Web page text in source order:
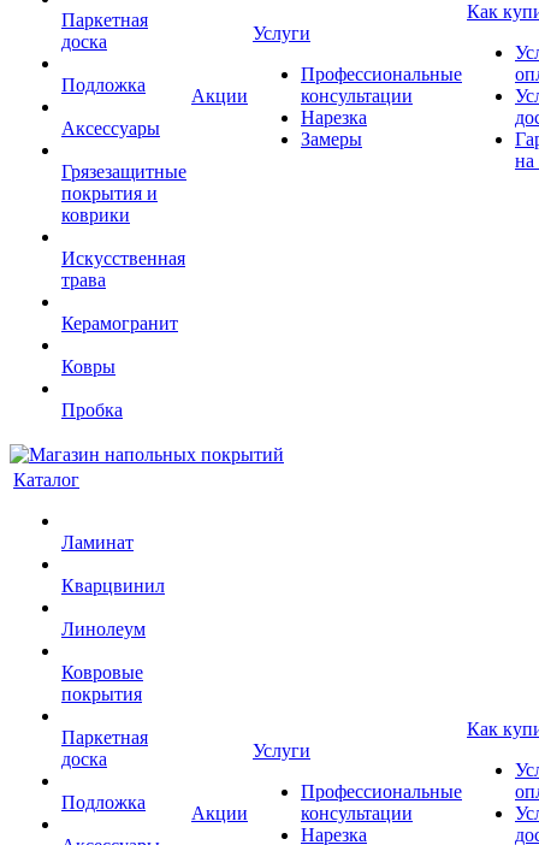
Паркетная
доска
Подложка
Аксессуары
Грязезащитные
покрытия и
коврики
Искусственная
трава
Керамогранит
Ковры
Пробка
Акции
Услуги
Профессиональные
консультации
Нарезка
Замеры
Как
на
Каталог
Ламинат
Кварцвинил
Линолеум
Ковровые
покрытия
Паркетная
доска
Подложка
Акции
Услуги
Профессиональные
консультации
Нарезка
Как